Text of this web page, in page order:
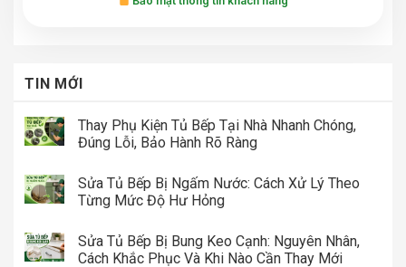
TIN MỚI
Thay Phụ Kiện Tủ Bếp Tại Nhà Nhanh Chóng,
Đúng Lỗi, Bảo Hành Rõ Ràng
Sửa Tủ Bếp Bị Ngấm Nước: Cách Xử Lý Theo
Từng Mức Độ Hư Hỏng
Sửa Tủ Bếp Bị Bung Keo Cạnh: Nguyên Nhân,
Cách Khắc Phục Và Khi Nào Cần Thay Mới